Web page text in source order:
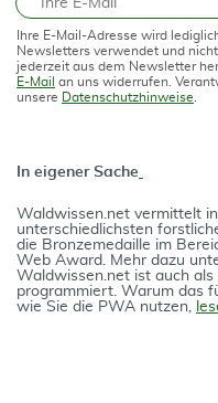
Ihre E-Mail-Adresse wird
Newsletters verwendet und
jederzeit aus dem Newsletter
E-Mail an uns widerrufen.
unsere Datenschutzhinweise
In eigener Sache
Waldwissen.net vermittelt
unterschiedlichsten
die Bron­ze­medail­le im
Web Award. Mehr dazu
Waldwissen.net ist auch
programmiert. Warum das
wie Sie die PWA nutzen,